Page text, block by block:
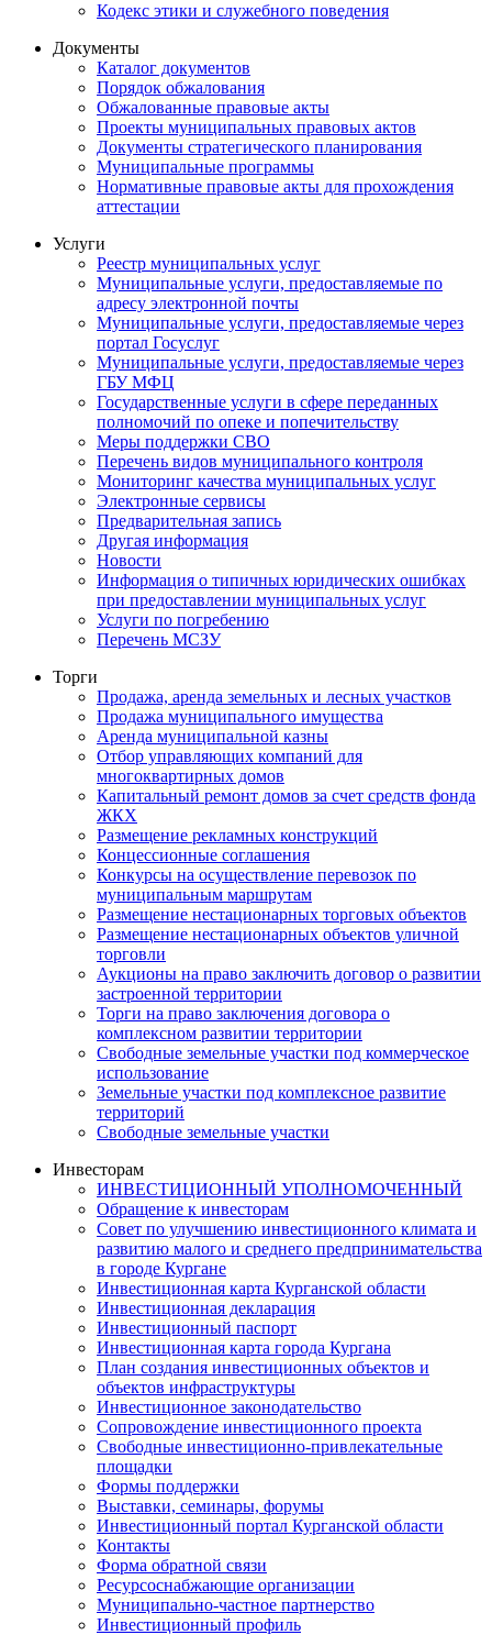
Кодекс этики и служебного поведения
Документы
Каталог документов
Порядок обжалования
Обжалованные правовые акты
Проекты муниципальных правовых актов
Документы стратегического планирования
Муниципальные программы
Нормативные правовые акты для прохождения
аттестации
Услуги
Реестр муниципальных услуг
Муниципальные услуги, предоставляемые по
адресу электронной почты
Муниципальные услуги, предоставляемые через
портал Госуслуг
Муниципальные услуги, предоставляемые через
ГБУ МФЦ
Государственные услуги в сфере переданных
полномочий по опеке и попечительству
Меры поддержки СВО
Перечень видов муниципального контроля
Мониторинг качества муниципальных услуг
Электронные сервисы
Предварительная запись
Другая информация
Новости
Информация о типичных юридических ошибках
при предоставлении муниципальных услуг
Услуги по погребению
Перечень МСЗУ
Торги
Продажа, аренда земельных и лесных участков
Продажа муниципального имущества
Аренда муниципальной казны
Отбор управляющих компаний для
многоквартирных домов
Капитальный ремонт домов за счет средств фонда
ЖКХ
Размещение рекламных конструкций
Концессионные соглашения
Конкурсы на осуществление перевозок по
муниципальным маршрутам
Размещение нестационарных торговых объектов
Размещение нестационарных объектов уличной
торговли
Аукционы на право заключить договор о развитии
застроенной территории
Торги на право заключения договора о
комплексном развитии территории
Свободные земельные участки под коммерческое
использование
Земельные участки под комплексное развитие
территорий
Свободные земельные участки
Инвесторам
ИНВЕСТИЦИОННЫЙ УПОЛНОМОЧЕННЫЙ
Обращение к инвесторам
Совет по улучшению инвестиционного климата и
развитию малого и среднего предпринимательства
в городе Кургане
Инвестиционная карта Курганской области
Инвестиционная декларация
Инвестиционный паспорт
Инвестиционная карта города Кургана
План создания инвестиционных объектов и
объектов инфраструктуры
Инвестиционное законодательство
Сопровождение инвестиционного проекта
Свободные инвестиционно-привлекательные
площадки
Формы поддержки
Выставки, семинары, форумы
Инвестиционный портал Курганской области
Контакты
Форма обратной связи
Ресурсоснабжающие организации
Муниципально-частное партнерство
Инвестиционный профиль